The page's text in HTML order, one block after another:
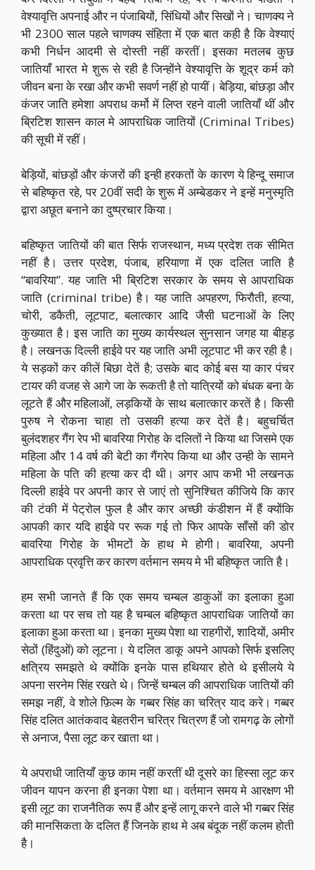
वेश्यावृत्ति अपनाई और न पंजाबियों, सिंधियों और सिखों ने। चाणक्य ने
भी 2300 साल पहले चाणक्य संहिता में एक बात कही है कि वेश्याएं
कभी निर्धन आदमी से दोस्ती नहीं करतीं। इसका मतलब कुछ
जातियाँ भारत मे शुरू से रही है जिन्होंने वेश्यावृत्ति के शूद्र कर्म को
जीवन बना के रखा और कभी सवर्ण नहीं हो पायीं। बेड़िया, बांछड़ा और
कंजर जाति हमेशा अपराध कर्मो में लिप्त रहने वाली जातियाँ थीं और
ब्रिटिश शासन काल मे आपराधिक जातियों (Criminal Tribes)
की सूची में रहीं।
बेड़ियों, बांछड़ों और कंजरों की इन्ही हरकतों के कारण ये हिन्दू समाज
से बहिष्कृत रहे, पर 20वीं सदी के शुरू में अम्बेडकर ने इन्हें मनुस्मृति
द्वारा अछूत बनाने का दुष्प्रचार किया।
बहिष्कृत जातियों की बात सिर्फ राजस्थान, मध्य प्रदेश तक सीमित
नहीं है। उत्तर प्रदेश, पंजाब, हरियाणा में एक दलित जाति है
“बावरिया”. यह जाति भी ब्रिटिश सरकार के समय से आपराधिक
जाति (criminal tribe) है। यह जाति अपहरण, फिरौती, हत्या,
चोरी, डकैती, लूटपाट, बलात्कार आदि जैसी घटनाओं के लिए
कुख्यात है। इस जाति का मुख्य कार्यस्थल सुनसान जगह या बीहड़
है। लखनऊ दिल्ली हाईवे पर यह जाति अभी लूटपाट भी कर रही है।
ये सड़कों कर कीलें बिछा देतें है; उसके बाद कोई बस या कार पंचर
टायर की वजह से आगे जा के रूकती है तो यात्रियों को बंधक बना के
लूटते हैं और महिलाओं, लड़कियों के साथ बलात्कार करतें है। किसी
पुरुष ने रोकना चाहा तो उसकी हत्या कर देतें है। बहुचर्चित
बुलंदशहर गैंग रेप भी बावरिया गिरोह के दलितों ने किया था जिसमे एक
महिला और 14 वर्ष की बेटी का गैंगरेप किया था और उन्ही के सामने
महिला के पति की हत्या कर दी थी। अगर आप कभी भी लखनऊ
दिल्ली हाईवे पर अपनी कार से जाएं तो सुनिश्चित कीजिये कि कार
की टंकी में पेट्रोल फुल है और कार अच्छी कंडीशन में हैं क्योंकि
आपकी कार यदि हाईवे पर रूक गई तो फिर आपके साँसों की डोर
बावरिया गिरोह के भीमटों के हाथ मे होगी। बावरिया, अपनी
आपराधिक प्रवृत्ति कर कारण वर्तमान समय मे भी बहिष्कृत जाति है।
हम सभी जानते हैं कि एक समय चम्बल डाकुओं का इलाका हुआ
करता था पर सच तो यह है चम्बल बहिष्कृत आपराधिक जातियों का
इलाका हुआ करता था। इनका मुख्य पेशा था राहगीरों, शादियों, अमीर
सेठों (हिंदुओं) को लूटना। ये दलित डाकू अपने आपको सिर्फ इसलिए
क्षत्रिय समझते थे क्योंकि इनके पास हथियार होते थे इसीलये ये
अपना सरनेम सिंह रखते थे। जिन्हें चम्बल की आपराधिक जातियों की
समझ नहीं, वे शोले फ़िल्म के गब्बर सिंह का चरित्र याद करे। गब्बर
सिंह दलित आतंकवाद बेहतरीन चरित्र चित्रण हैं जो रामगढ़ के लोगों
से अनाज, पैसा लूट कर खाता था।
ये अपराधी जातियाँ कुछ काम नहीं करतीं थी दूसरे का हिस्सा लूट कर
जीवन यापन करना ही इनका पेशा था। वर्तमान समय मे आरक्षण भी
इसी लूट का राजनैतिक रूप हैं और इन्हें लागू करने वाले भी गब्बर सिंह
की मानसिकता के दलित हैं जिनके हाथ मे अब बंदूक नहीं कलम होती
है।